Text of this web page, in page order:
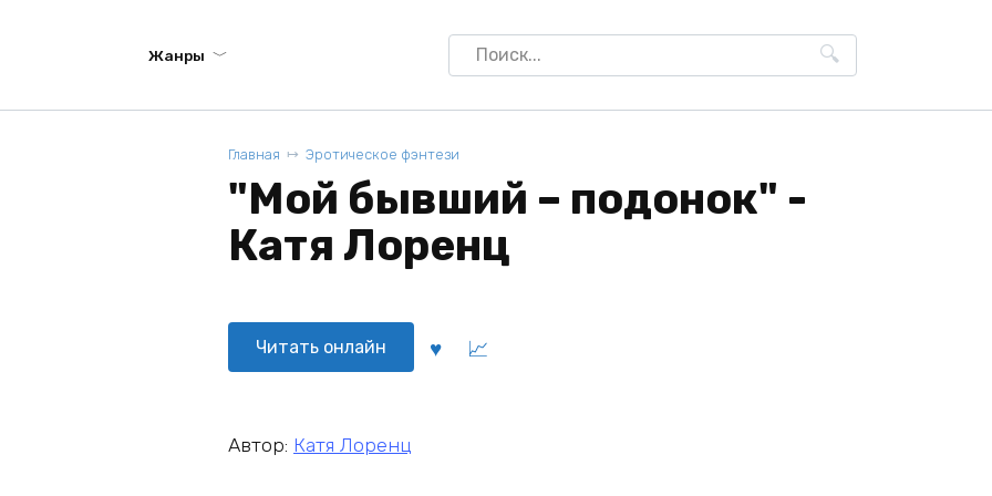
Жанры
Search
for:
Главная Эротическое фэнтези
"Мой бывший – подонок" -
Катя Лоренц
Читать онлайн
Автор: Катя Лоренц